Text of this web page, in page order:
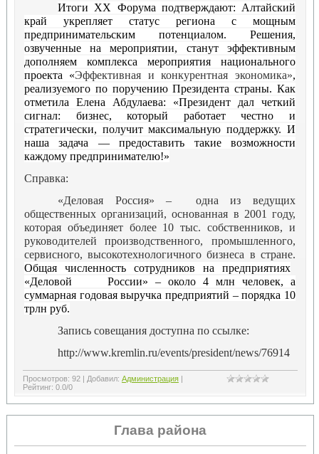
Итоги XX Форума подтверждают: Алтайский
край укрепляет статус региона с мощным
предпринимательским потенциалом. Решения,
озвученные на мероприятии, станут эффективным
дополняем комплекса мероприятия национального
проекта «Эффективная и конкурентная экономика»,
реализуемого по поручению Президента страны. Как
отметила Елена Абдулаева: «Президент дал четкий
сигнал: бизнес, который работает честно и
стратегически, получит максимальную поддержку. И
наша задача — предоставить такие возможности
каждому предпринимателю!»
Справка:
«Деловая Россия» – одна из ведущих
общественных организаций, основанная в 2001 году,
которая объединяет более 10 тыс. собственников, и
руководителей производственного, промышленного,
сервисного, высокотехнологичного бизнеса в стране.
Общая численность сотрудников на предприятиях
«Деловой России» – около 4 млн человек, а
суммарная годовая выручка предприятий – порядка 10
трлн руб.
Запись совещания доступна по ссылке:
http://www.kremlin.ru/events/president/news/76914
Просмотров: 92| Добавил: Администрация |
Рейтинг: 0.0/0
Глава района